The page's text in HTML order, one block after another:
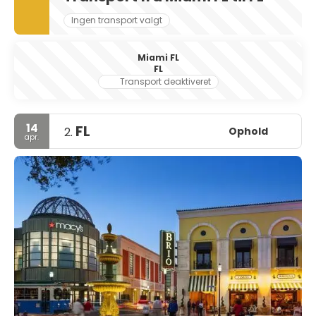
Ingen transport valgt
Miami FL
FL
Transport deaktiveret
14
apr. 2. FL Ophold